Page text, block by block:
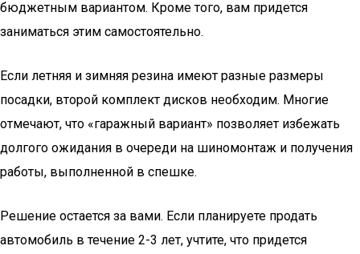
бюджетным вариантом. Кроме того, вам придется
заниматься этим самостоятельно.
Если летняя и зимняя резина имеют разные размеры
посадки, второй комплект дисков необходим. Многие
отмечают, что «гаражный вариант» позволяет избежать
долгого ожидания в очереди на шиномонтаж и получения
работы, выполненной в спешке.
Решение остается за вами. Если планируете продать
автомобиль в течение 2-3 лет, учтите, что придется